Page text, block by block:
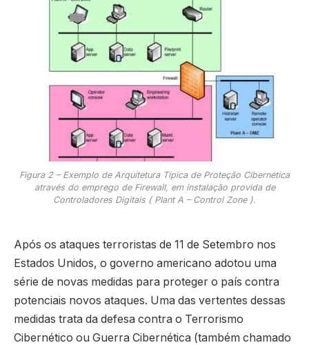
Figura 2 – Exemplo de Arquitetura Típica de Proteção Cibernética
através do emprego de Firewall, em instalação provida de
Controladores Digitais ( Plant A – Control Zone ).
Após os ataques terroristas de 11 de Setembro nos
Estados Unidos, o governo americano adotou uma
série de novas medidas para proteger o país contra
potenciais novos ataques. Uma das vertentes dessas
medidas trata da defesa contra o Terrorismo
Cibernético ou Guerra Cibernética (também chamado